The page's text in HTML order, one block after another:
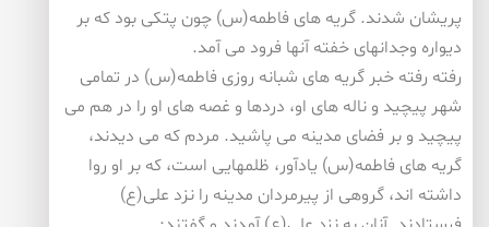
پریشان شدند. گریه های فاطمه(س) چون پتكی بود كه بر
دیواره وجدانهای خفته آنها فرود می آمد.
رفته رفته خبر گریه های شبانه روزی فاطمه(س) در تمامی
شهر پیچید و ناله های او، دردها و غصه های او را در هم می
پیچید و بر فضای مدینه می پاشید. مردم كه می دیدند،
گریه های فاطمه(س) یادآور، ظلمهایی است، كه بر او روا
داشته اند، گروهی از پیرمردان مدینه را نزد علی(ع)